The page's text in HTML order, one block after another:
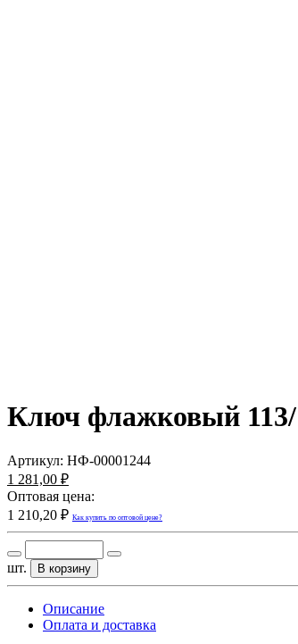
Ключ флажковый
Артикул: НФ-00001244
1 281,00 ₽
Оптовая цена:
1 210,20 ₽ Как купить по оптовой цене?
шт. В корзину
Описание
Оплата и доставка